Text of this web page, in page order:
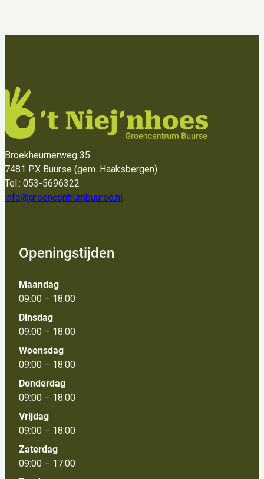
Broekheurnerweg 35
7481 PX Buurse (gem. Haaksbergen)
Tel.: 053-5696322
info@groencentrumbuurse.nl
Openingstijden
Maandag
09:00 – 18:00
Dinsdag
09:00 – 18:00
Woensdag
09:00 – 18:00
Donderdag
09:00 – 18:00
Vrijdag
09:00 – 18:00
Zaterdag
09:00 – 17:00